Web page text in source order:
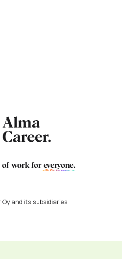
of work for everyone.
and its subsidiaries